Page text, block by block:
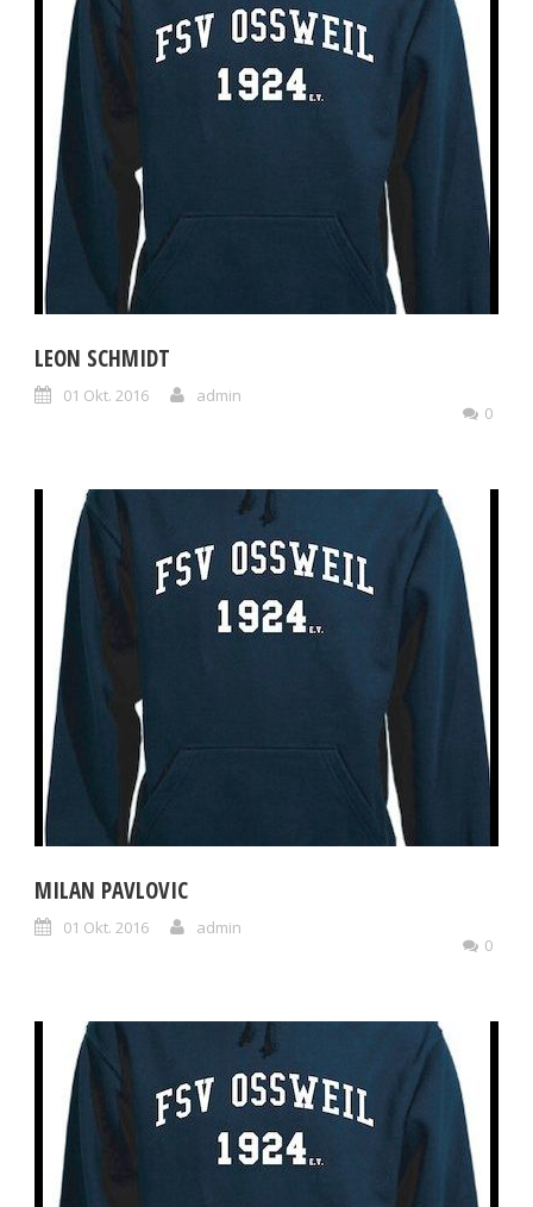
LEON SCHMIDT
01 Okt. 2016
admin
0
MILAN PAVLOVIC
01 Okt. 2016
admin
0